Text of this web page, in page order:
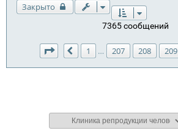
Закрыто
7365 сообщений
Страница 211 из211
Пред.
1 … 207 208 209